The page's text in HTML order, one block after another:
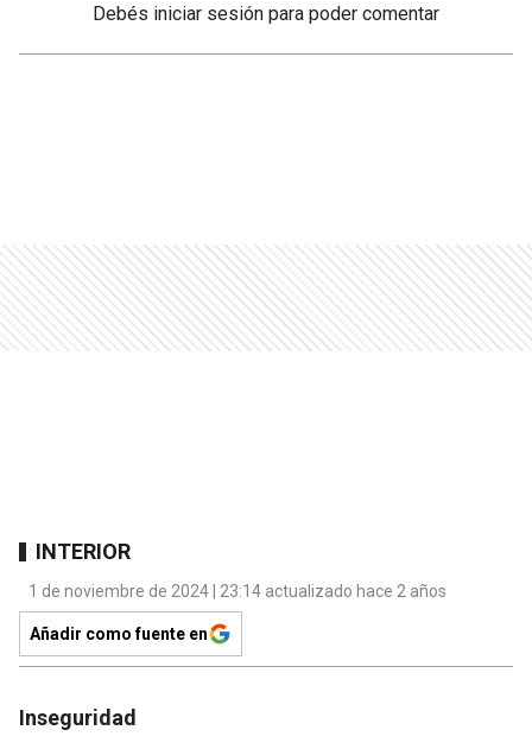
Debés iniciar sesión para poder comentar
INTERIOR
1 de noviembre de 2024 | 23:14 actualizado hace 2 años
Añadir como fuente en
Inseguridad